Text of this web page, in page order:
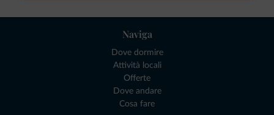
Naviga
Dove dormire
Attività locali
Offerte
Dove andare
Cosa fare